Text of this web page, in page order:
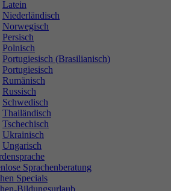
Latein
Niederländisch
Norwegisch
Persisch
Polnisch
Portugiesisch (Brasilianisch)
Portugiesisch
Rumänisch
Russisch
Schwedisch
Thailändisch
Tschechisch
Ukrainisch
Ungarisch
Sprachenberatung
Specials
Bildungsurlaub